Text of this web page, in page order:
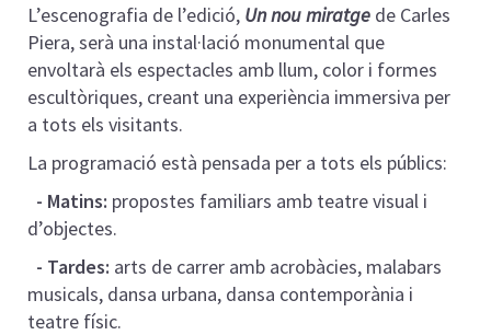
L’escenografia de l’edició, Un nou miratge de Carles
Piera, serà una instal·lació monumental que
envoltarà els espectacles amb llum, color i formes
escultòriques, creant una experiència immersiva per
a tots els visitants.
La programació està pensada per a tots els públics:
- Matins: propostes familiars amb teatre visual i
d’objectes.
- Tardes: arts de carrer amb acrobàcies, malabars
musicals, dansa urbana, dansa contemporània i
teatre físic.